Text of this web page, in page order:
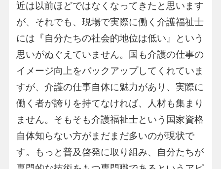
近は以前ほどではなくなってきたと思います
が、それでも、現場で実際に働く介護福祉士
には『自分たちの社会的地位は低い』という
思いがぬぐえていません。国も介護の仕事の
イメージ向上をバックアップしてくれていま
すが、介護の仕事自体に魅力があり、実際に
働く者が誇りを持てなければ、人材も集まり
ません。そもそも介護福祉士という国家資格
自体知らない方がまだまだ多いのが現状で
す。もっと普及啓発に取り組み、自分たちが